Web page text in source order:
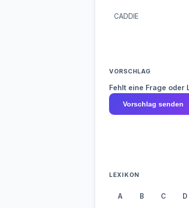
CADDIE
VORSCHLAG
Fehlt eine Frage oder
Vorschlag senden
LEXIKON
A B C D